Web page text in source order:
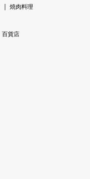
焼肉料理
百貨店